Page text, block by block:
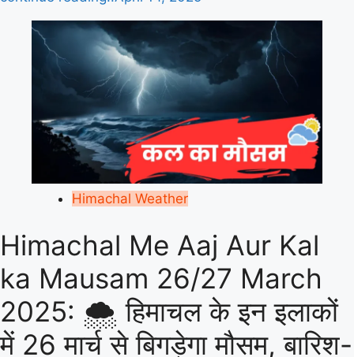
Himachal Weather
Himachal Me Aaj Aur Kal
ka Mausam 26/27 March
2025: 🌨️ हिमाचल के इन इलाकों
में 26 मार्च से बिगड़ेगा मौसम, बारिश-